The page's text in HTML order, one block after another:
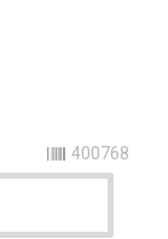
400768